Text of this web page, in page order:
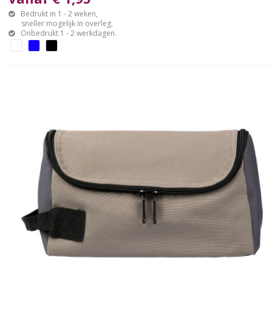
Bedrukt in 1 - 2 weken,
sneller mogelijk in overleg.
Onbedrukt 1 - 2 werkdagen.